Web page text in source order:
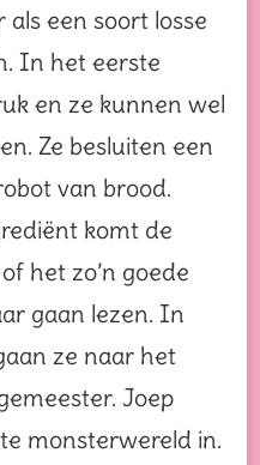
een soort losse
In het eerste
en ze kunnen wel
Ze besluiten een
van brood.
komt de
het zo’n goede
gaan lezen. In
ze naar het
Joep
monsterwereld in.